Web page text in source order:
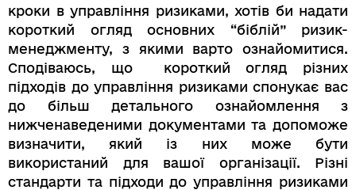
кроки в управління ризиками, хотів би надати
короткий огляд основних “біблій” ризик-
менеджменту, з якими варто ознайомитися.
Сподіваюсь, що короткий огляд різних
підходів до управління ризиками спонукає вас
до більш детального ознайомлення з
нижченаведеними документами та допоможе
визначити, який із них може бути
використаний для вашої організації. Різні
стандарти та підходи до управління ризиками